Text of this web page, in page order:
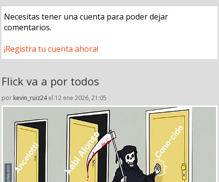
Necesitas tener una cuenta para poder dejar
comentarios.
¡Registra tu cuenta ahora!
Flick va a por todos
por kevin_ruiz24el 12 ene 2026, 21:05